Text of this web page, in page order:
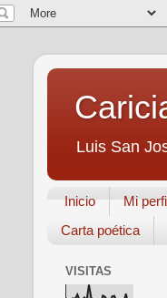
Luis San
Inicio Mi
Carta poética
VISITAS